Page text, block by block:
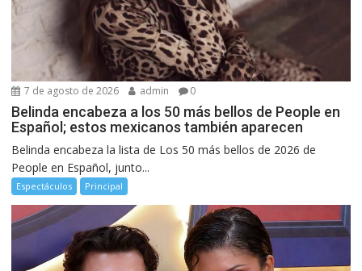
7 de agosto de 2026 admin 0
Belinda encabeza a los 50 más bellos de People en
Español; estos mexicanos también aparecen
Belinda encabeza la lista de Los 50 más bellos de 2026 de
People en Español, junto...
Espectáculos Principal